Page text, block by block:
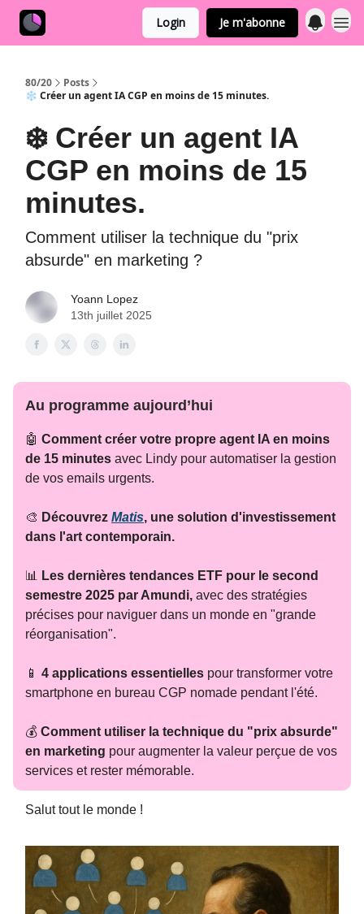
Login Je m'abonne
80/20
Posts
❄️ Créer un agent IA CGP en moins de 15 minutes.
❄️ Créer un agent IA
CGP en moins de 15
minutes.
Comment utiliser la technique du "prix
absurde" en marketing ?
Yoann Lopez
13th juillet 2025
Au programme aujourd’hui
🤖 Comment créer votre propre agent IA en moins
de 15 minutes avec Lindy pour automatiser la gestion
de vos emails urgents.
🎨 Découvrez Matis, une solution d'investissement
dans l'art contemporain.
📊
Les dernières tendances ETF pour le second
semestre 2025 par Amundi, avec des stratégies
précises pour naviguer dans un monde en "grande
réorganisation".
📱 4 applications essentielles pour transformer votre
smartphone en bureau CGP nomade pendant l'été.
💰 Comment utiliser la technique du "prix absurde"
en marketing pour augmenter la valeur perçue de vos
services et rester mémorable.
Salut tout le monde !